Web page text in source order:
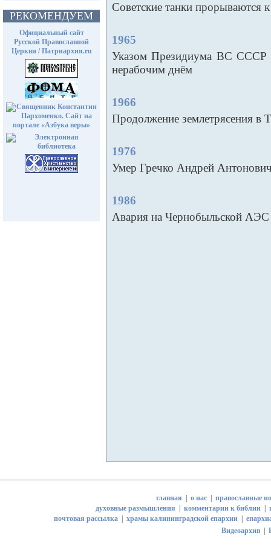
РЕКОМЕНДУЕМ
Официальный сайт
Русской Православной
Церкви / Патриархия.ru
Советские танки прорываются
1965
Указом Президиума ВС СССР
нерабочим днём
1966
Продолжение землетрясения в
1976
Умер Гречко Андрей
1986
Авария на Чернобыльской АЭС
главная о нас| православные
духовные размышления
комментарии к библии
почтовая рассылка| храмы калининградской епархии|
Видеоархив